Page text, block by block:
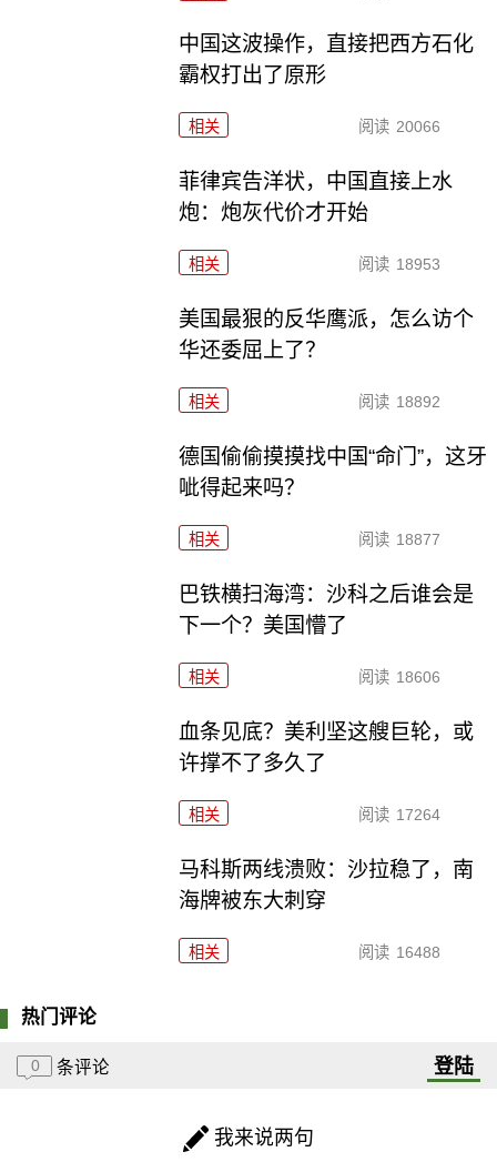
中国这波操作，直接把西方石化
霸权打出了原形
相关 阅读 20066
菲律宾告洋状，中国直接上水
炮：炮灰代价才开始
相关 阅读 18953
美国最狠的反华鹰派，怎么访个
华还委屈上了？
相关 阅读 18892
德国偷偷摸摸找中国“命门”，这牙
呲得起来吗？
相关 阅读 18877
巴铁横扫海湾：沙科之后谁会是
下一个？美国懵了
相关 阅读 18606
血条见底？美利坚这艘巨轮，或
许撑不了多久了
相关 阅读 17264
马科斯两线溃败：沙拉稳了，南
海牌被东大刺穿
相关 阅读 16488
热门评论
0 条评论 登陆
我来说两句